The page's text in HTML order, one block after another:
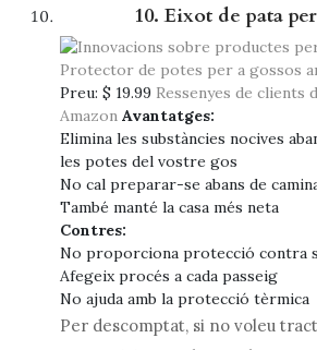
10. Eixot de pata
Preu: $ 19.99 Ressenyes de clients
Amazon Avantatges:
Elimina les substàncies nocives
les potes del vostre gos
No cal preparar-se abans de
També manté la casa més neta
Contres:
No proporciona protecció contra
Afegeix procés a cada passeig
No ajuda amb la protecció tèrmica
Per descomptat, si no voleu